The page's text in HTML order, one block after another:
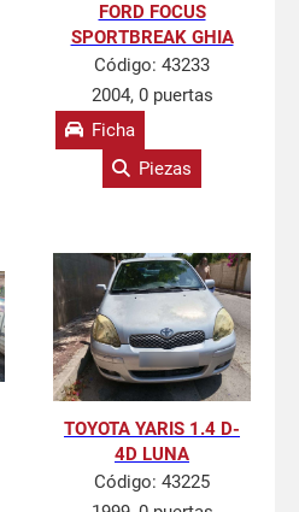
FORD FOCUS
SPORTBREAK GHIA
Código: 43233
2004, 0 puertas
Ficha
Piezas
TOYOTA YARIS 1.4 D-
4D LUNA
Código: 43225